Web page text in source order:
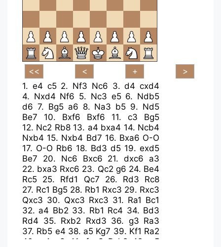
1. e4 c5 2. Nf3 Nc6 3.d4 cxd4
4. Nxd4 Nf6 5. Nc3 e5 6. Ndb5
d6 7. Bg5 a6 8. Na3 b5 9. Nd5
Be7
10. Bxf6 Bxf6 11. c3
Bg5
12. Nc2 Rb8 13. a4 bxa4 14. Ncb4
Nxb4 15. Nxb4 Bd7 16. Bxa6 O-O
17. O-O Rb6 18. Bd3 d5 19. exd5
Be7
20. Nc6 Bxc6 21.dxc6
a3
22. bxa3 Rxc6 23. Qc2 g6 24. Be4
Rc5 25. Rfd1 Qc7 26. Rd3
Rc8
27. Rc1 Bg5 28. Rb1 Rxc3 29. Rxc3
Qxc3 30. Qxc3 Rxc3 31. Ra1 Bc1
32. a4 Bb2 33. Rb1 Rc4 34. Bd3
Rd4 35. Rxb2 Rxd3 36. g3 Ra3
37. Rb5 e4 38. a5 Kg7 39. Kf1 Ra2
40.
g4 e3 41. fxe3 Rxh2 42.
g5